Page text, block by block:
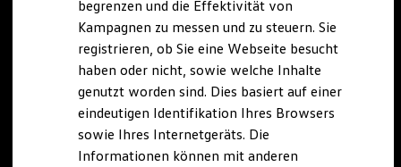
Volkswagen R und R Experience
R-Modelle
R Experience
Driving Experience
Volkswagen entdecken
Werkbesichtigung
Lifestyle Shop
T-Roc Kollektion
Golf Kollektion
begrenzen und die Effektivität von
Kampagnen zu messen und zu steuern. Sie
registrieren, ob Sie eine Webseite besucht
haben oder nicht, sowie welche Inhalte
genutzt worden sind. Dies basiert auf einer
eindeutigen Identifikation Ihres Browsers
sowie Ihres Internetgeräts. Die
Informationen können mit anderen